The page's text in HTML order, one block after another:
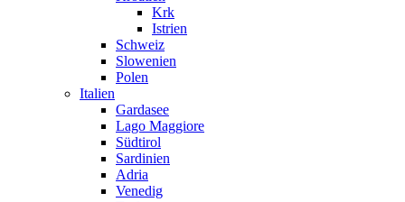
Krk
Istrien
Schweiz
Slowenien
Polen
Italien
Gardasee
Lago Maggiore
Südtirol
Sardinien
Adria
Venedig